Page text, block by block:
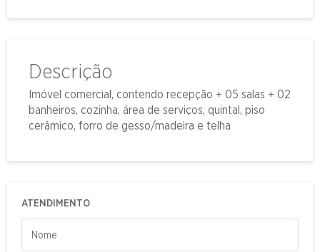
Descrição
Imóvel comercial, contendo recepção + 05 salas + 02
banheiros, cozinha, área de serviços, quintal, piso
cerâmico, forro de gesso/madeira e telha
ATENDIMENTO